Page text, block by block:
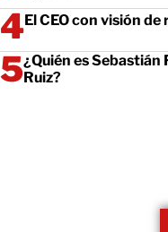
El CEO con visión
¿Quién es Sebastián
Ruiz?